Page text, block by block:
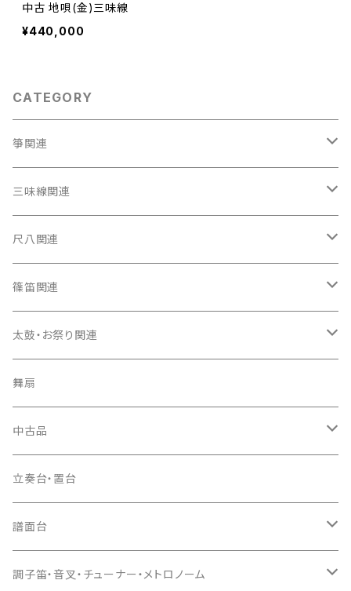
中古 地唄(金)三味線
¥440,000
CATEGORY
箏関連
箏（本体）
箏カバー
箏袋
口前袋・尾布
爪・爪輪
爪入
爪駒入
猫足入
爪ばさみ
三味線関連
三味線（本体）
三味線ケース
長トランク・三ツ折トランク
ソフトケース
雨用カバー
長袋・三ツ組袋・胴袋
胴掛
根緒
糸
(丸三) 寿糸
駒
尺八関連
尺八（本体）
尺八袋
歌口キャップ
つゆ切り
篠笛関連
篠笛（本体）
お祭り用６穴
お祭り用７穴
篠笛袋
太鼓・お祭り関連
太鼓（本体）
太鼓撥
手拍子（チャンチャン）
当り鉦
シュモク（当り鉦バチ）
舞扇
中古品
箏（本体）
三味線（本体）
立奏台・置台
譜面台
座奏用譜面台
調子笛・音叉・チューナー・メトロノーム